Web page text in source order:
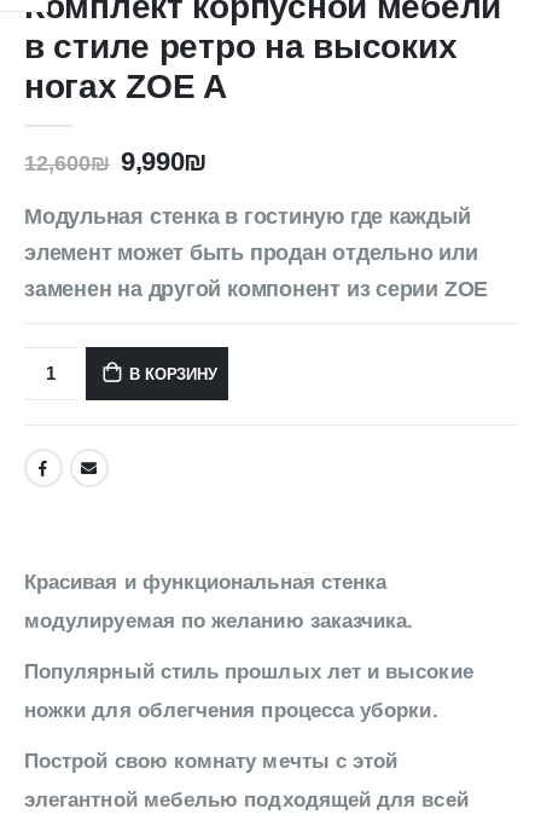
в стиле ретро на высоких
ногах ZOE A
12,600₪ 9,990₪
Модульная стенка в гостиную где каждый
элемент может быть продан отдельно или
заменен на другой компонент из серии ZOE
В КОРЗИНУ
Красивая и функциональная стенка
модулируемая по желанию заказчика.
Популярный стиль прошлых лет и высокие
ножки для облегчения процесса уборки.
Построй свою комнату мечты с этой
элегантной мебелью подходящей для всей